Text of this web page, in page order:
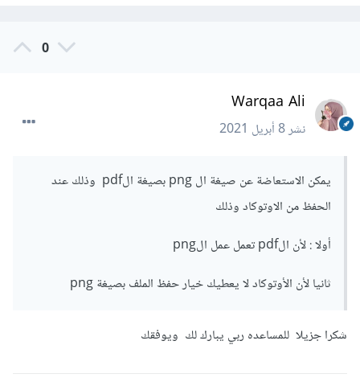
0
Warqaa Ali
نشر8 أبريل 2021
يمكن الاستعاضة عن صيغة ال png بصيغة الpdf وذلك عند
الحفظ من الاوتوكاد وذلك
أولا : لأن الpdf تعمل عمل الpng
ثانيا لأن الأوتوكاد لا يعطيك خيار حفظ الملف بصيغة png
شكرا جزيلا للمساعده ربي يبارك لك ويوفقك